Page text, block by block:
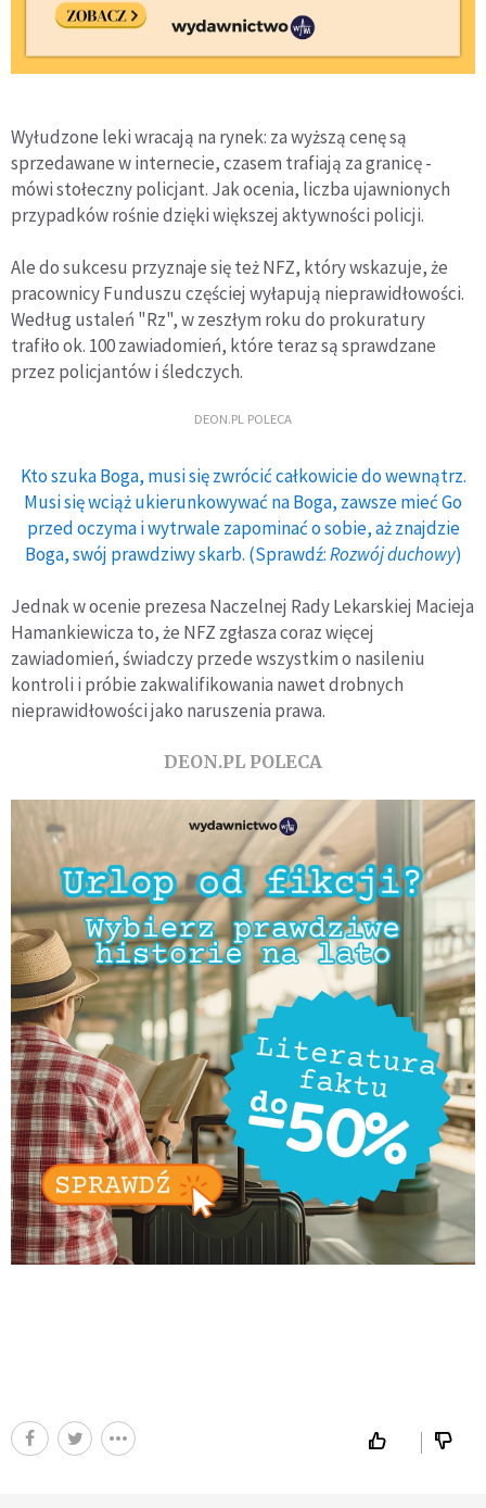
Wyłudzone leki wracają na rynek: za wyższą cenę są
sprzedawane w internecie, czasem trafiają za granicę -
mówi stołeczny policjant. Jak ocenia, liczba ujawnionych
przypadków rośnie dzięki większej aktywności policji.
Ale do sukcesu przyznaje się też NFZ, który wskazuje, że
pracownicy Funduszu częściej wyłapują nieprawidłowości.
Według ustaleń "Rz", w zeszłym roku do prokuratury
trafiło ok. 100 zawiadomień, które teraz są sprawdzane
przez policjantów i śledczych.
DEON.PL POLECA
Kto szuka Boga, musi się zwrócić całkowicie do wewnątrz.
Musi się wciąż ukierunkowywać na Boga, zawsze mieć Go
przed oczyma i wytrwale zapominać o sobie, aż znajdzie
Boga, swój prawdziwy skarb. (Sprawdź:Rozwój duchowy)
Jednak w ocenie prezesa Naczelnej Rady Lekarskiej Macieja
Hamankiewicza to, że NFZ zgłasza coraz więcej
zawiadomień, świadczy przede wszystkim o nasileniu
kontroli i próbie zakwalifikowania nawet drobnych
nieprawidłowości jako naruszenia prawa.
DEON.PL POLECA